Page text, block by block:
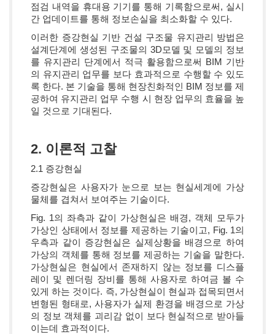
점검 내역을 휴대용 기기를 통해 기록함으로써, 실시
간 업데이트를 통해 정보손실을 최소화할 수 있다.
이러한 증강현실 기반 건설 구조물 유지관리 방법은
설계단계에 생성된 구조물의 3D모델 및 모델의 정보
를 유지관리 단계에서 적극 활용함으로써 BIM 기반
의 유지관리 업무를 보다 효과적으로 수행할 수 있도
록 한다. 본 기술을 통해 현장친화적인 BIM 정보를 제
공하여 유지관리 업무 수행 시 현장 업무의 효율을 높
일 것으로 기대된다.
2. 이론적 고찰
2.1 증강현실
증강현실은 사용자가 눈으로 보는 현실세계에 가상
물체를 겹쳐서 보여주는 기술이다.
Fig. 1의 좌측과 같이 가상현실은 배경, 객체 모두가
가상인 상태에서 정보를 제공하는 기술이고, Fig. 1의
우측과 같이 증강현실은 실제상황을 배경으로 하여
가상의 객체를 통해 정보를 제공하는 기술을 말한다.
가상현실은 현실에서 존재하지 않는 정보를 디스플
레이 및 렌더링 장비를 통해 사용자로 하여금 볼 수
있게 하는 것이다. 즉, 가상현실이 현실과 접목되면서
변형된 형태로, 사용자가 실제 환경을 배경으로 가상
의 정보 객체를 괴리감 없이 보다 현실적으로 받아들
이는데 효과적이다.